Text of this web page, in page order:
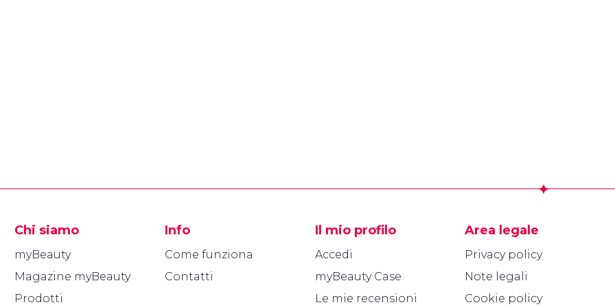
Chi siamo
myBeauty
Magazine myBeauty
Prodotti
Info
Come funziona
Contatti
Il mio profilo
Accedi
myBeauty Case
Le mie recensioni
Area legale
Privacy policy
Note legali
Cookie policy